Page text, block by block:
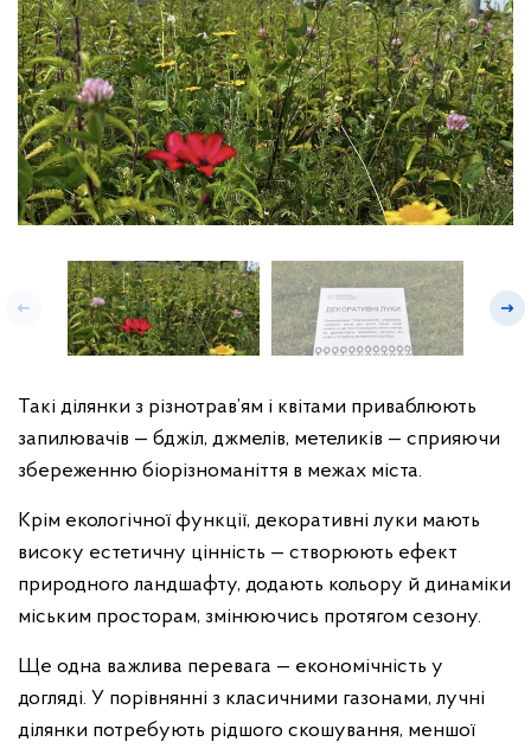
Такі ділянки з різнотрав’ям і квітами приваблюють
запилювачів — бджіл, джмелів, метеликів — сприяючи
збереженню біорізноманіття в межах міста.
Крім екологічної функції, декоративні луки мають
високу естетичну цінність — створюють ефект
природного ландшафту, додають кольору й динаміки
міським просторам, змінюючись протягом сезону.
Ще одна важлива перевага — економічність у
догляді. У порівнянні з класичними газонами, лучні
ділянки потребують рідшого скошування, меншої